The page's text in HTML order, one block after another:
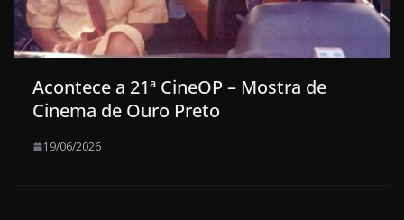
Acontece a 21ª CineOP – Mostra de
Cinema de Ouro Preto
19/06/2026